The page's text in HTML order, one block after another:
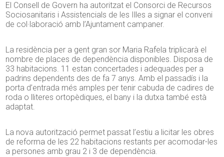
El Consell de Govern ha autoritzat el Consorci de Recursos
Sociosanitaris i Assistencials de les Illes a signar el conveni
de col·laboració amb l’Ajuntament campaner.
La residència per a gent gran sor Maria Rafela triplicarà el
nombre de places de dependència disponibles. Disposa de
33 habitacions. 11 estan concertades i adequades per a
padrins dependents des de fa 7 anys. Amb el passadís i la
porta d’entrada més amples per tenir cabuda de cadires de
roda o lliteres ortopèdiques, el bany i la dutxa també està
adaptat.
La nova autorització permet passat l’estiu a licitar les obres
de reforma de les 22 habitacions restants per acomodar-les
a persones amb grau 2 i 3 de dependència.